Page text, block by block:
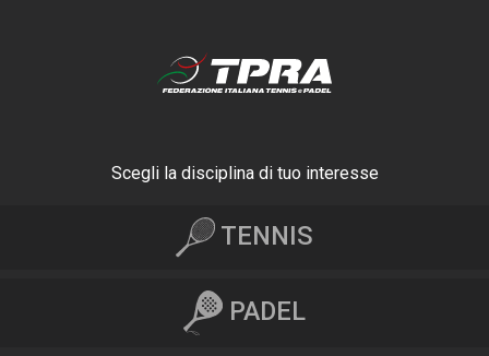
Scegli la disciplina di tuo interesse
TENNIS
PADEL